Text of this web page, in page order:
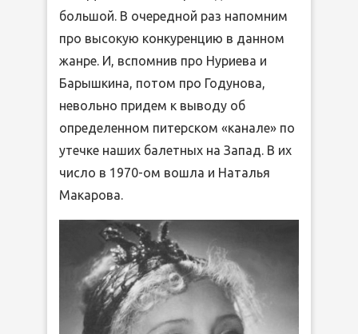
большой. В очередной раз напомним
про высокую конкуренцию в данном
жанре. И, вспомнив про Нуриева и
Барышкина, потом про Годунова,
невольно придем к выводу об
определенном питерском «канале» по
утечке наших балетных на Запад. В их
число в 1970-ом вошла и Наталья
Макарова.